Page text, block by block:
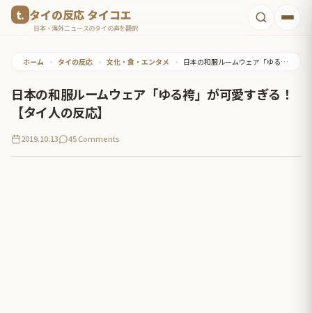
タイの反応 タイコエ
日本・海外ニュースのタイの声を翻訳
ホーム • タイの反応 • 文化・食・エンタメ • 日本の和服ルームウェア「ゆる袴」が可愛すぎる！【タイ人の反応】
日本の和服ルームウェア「ゆる袴」が可愛すぎる！
【タイ人の反応】
2019.10.13 45 Comments